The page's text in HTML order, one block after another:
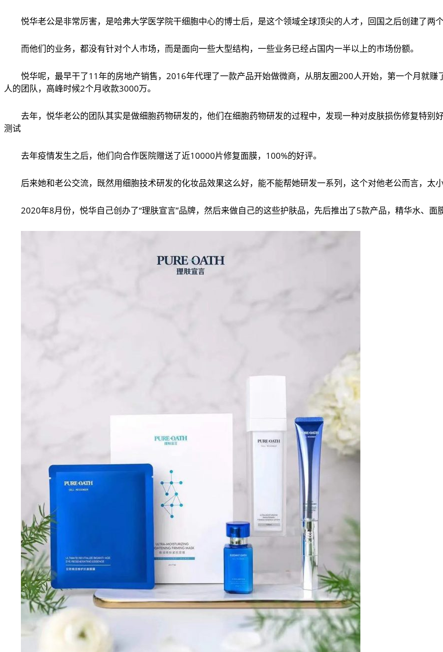
悦华老公是非常厉害，是哈弗大学医学院干细胞中心的博士后，是这个领域全球顶尖的人才，回国之后创建了两
而他们的业务，都没有针对个人市场，而是面向一些大型结构，一些业务已经占国内一半以上的市场份额。
悦华呢，最早干了11年的房地产销售，2016年代理了一款产品开始做微商，从朋友圈200人开始，第一个月就
人的团队，高峰时候2个月收款3000万。
去年，悦华老公的团队其实是做细胞药物研发的，他们在细胞药物研发的过程中，发现一种对皮肤损伤修复特
测试
去年疫情发生之后，他们向合作医院赠送了近10000片修复面膜，100%的好评。
后来她和老公交流，既然用细胞技术研发的化妆品效果这么好，能不能帮她研发一系列，这个对他老公而言，太小
2020年8月份，悦华自己创办了“理肤宣言”品牌，然后来做自己的这些护肤品，先后推出了5款产品，精华水、面